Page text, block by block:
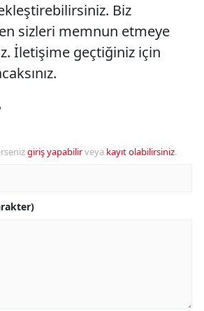
Biz
sizleri memnun etmeye
İletişime geçtiğiniz için
giriş yapabilirveya kayıt olabilirsiniz.